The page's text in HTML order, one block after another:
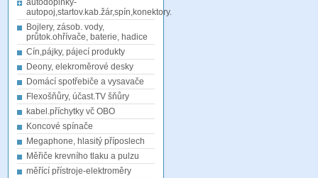
autodoplňky-
autopoj,startov.kab.žár,spín,konektory.
Bojlery, zásob. vody,
průtok.ohřívače, baterie, hadice
Cín,pájky, pájecí produkty
Deony, elekroměrové desky
Domácí spotřebiče a vysavače
Flexošňůry, účast.TV šňůry
kabel.příchytky vč OBO
Koncové spínače
Megaphone, hlasitý příposlech
Měřiče krevního tlaku a pulzu
měřící přístroje-elektroměry